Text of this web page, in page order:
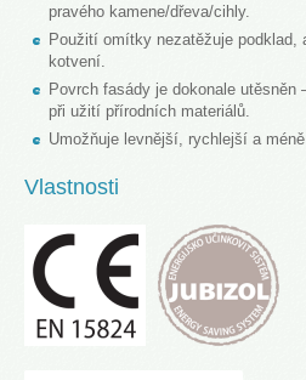
pravého kamene/dřeva/cihly.
Použití omítky nezatěžuje podklad,
kotvení.
Povrch fasády je dokonale utěsněn
při užití přírodních materiálů.
Umožňuje levnější, rychlejší a méně
Vlastnosti